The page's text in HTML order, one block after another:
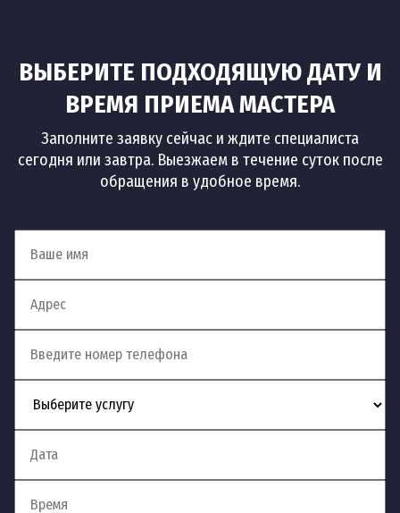
ВЫБЕРИТЕ ПОДХОДЯЩУЮ ДАТУ И
ВРЕМЯ ПРИЕМА МАСТЕРА
Заполните заявку сейчас и ждите специалиста
сегодня или завтра. Выезжаем в течение суток после
обращения в удобное время.